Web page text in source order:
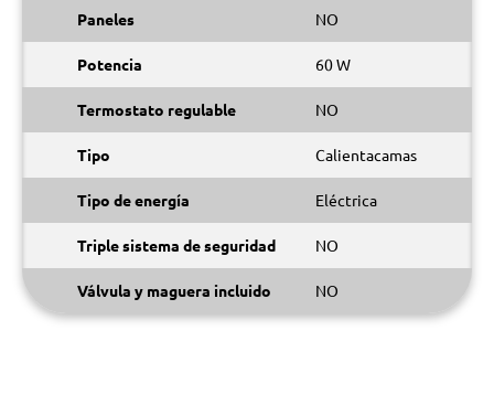
Paneles NO
Potencia 60 W
Termostato regulable NO
Tipo Calientacamas
Tipo de energía Eléctrica
Triple sistema de seguridad NO
Válvula y maguera incluido NO